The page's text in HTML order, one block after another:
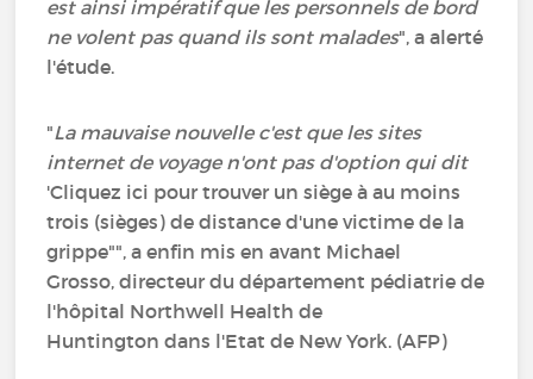
est ainsi impératif que les personnels de bord
ne volent pas quand ils sont malades", a alerté
l'étude.
"La mauvaise nouvelle c'est que les sites
internet de voyage n'ont pas d'option qui dit
'Cliquez ici pour trouver un siège à au moins
trois (sièges) de distance d'une victime de la
grippe"", a enfin mis en avant Michael
Grosso, directeur du département pédiatrie de
l'hôpital Northwell Health de
Huntington dans l'Etat de New York. (AFP)